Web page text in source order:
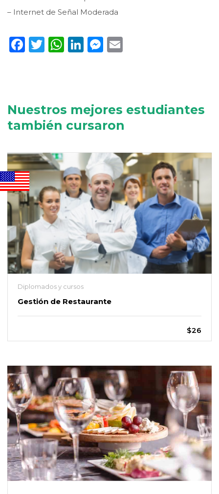
– Internet de Señal Moderada
Facebook
Twitter
WhatsApp
LinkedIn
Messenger
Nuestros mejores estudiantes
también cursaron
Diplomados y cursos
Gestión de Restaurante
$26